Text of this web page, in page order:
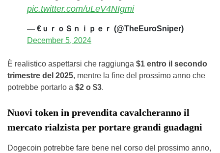
pic.twitter.com/uLeV4NIgmi
— €ｕｒｏＳｎｉｐｅｒ (@TheEuroSniper)
December 5, 2024
È realistico aspettarsi che raggiunga $1 entro il secondo
trimestre del 2025, mentre la fine del prossimo anno che
potrebbe portarlo a $2 o $3.
Nuovi token in prevendita cavalcheranno il
mercato rialzista per portare grandi guadagni
Dogecoin potrebbe fare bene nel corso del prossimo anno,